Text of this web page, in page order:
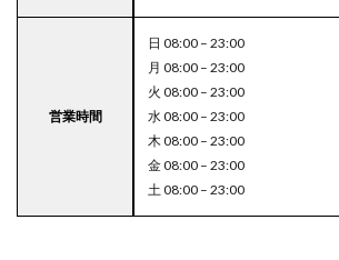
区の
ー営業時間
日 08:00 – 23:00
月 08:00 – 23:00
火 08:00 – 23:00
水 08:00 – 23:00
木 08:00 – 23:00
金 08:00 – 23:00
土 08:00 – 23:00